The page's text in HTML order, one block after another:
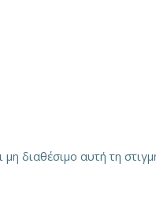
διαθέσιμο αυτή τη